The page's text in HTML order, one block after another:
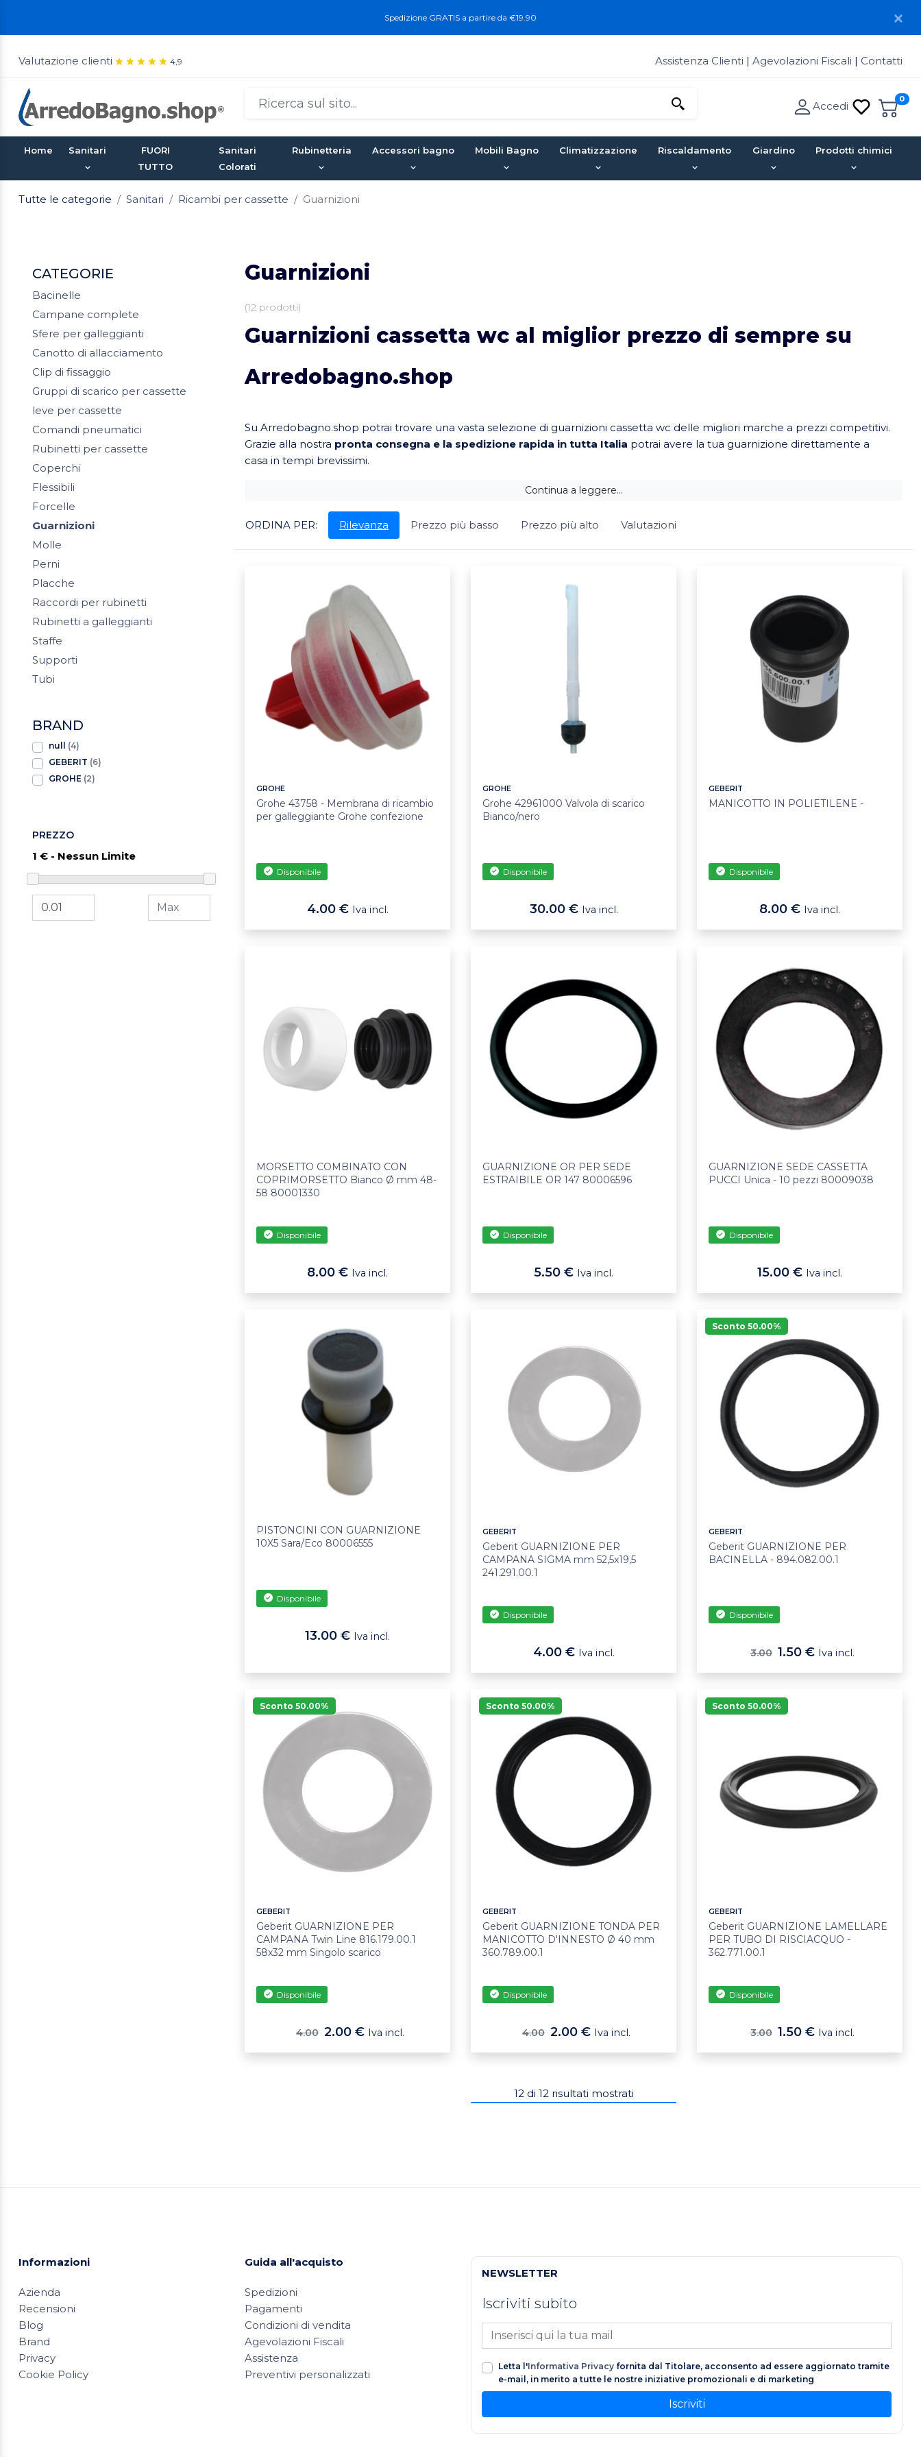
Spedizione GRATIS a partire da €19.90
Valutazione clienti 4,9 Assistenza Clienti | Agevolazioni Fiscali | Contatti
0
Accedi
Home Sanitari
FUORI
TUTTO
Sanitari
Colorati
Rubinetteria Accessori bagno Mobili Bagno Climatizzazione Riscaldamento Giardino Prodotti chimici
Tutte le categorie Sanitari Ricambi per cassette Guarnizioni
CATEGORIE
Bacinelle
Campane complete
Sfere per galleggianti
Canotto di allacciamento
Clip di fissaggio
Gruppi di scarico per cassette
leve per cassette
Comandi pneumatici
Rubinetti per cassette
Coperchi
Flessibili
Forcelle
Guarnizioni
Molle
Perni
Placche
Raccordi per rubinetti
Rubinetti a galleggianti
Staffe
Supporti
Tubi
BRAND
null (4)
GEBERIT (6)
GROHE (2)
PREZZO
Guarnizioni
(12 prodotti)
Guarnizioni cassetta wc al miglior prezzo di sempre su
Arredobagno.shop
Su Arredobagno.shop potrai trovare una vasta selezione di guarnizioni cassetta wc delle migliori marche a prezzi competitivi.
Grazie alla nostra pronta consegna e la spedizione rapida in tutta Italia potrai avere la tua guarnizione direttamente a
casa in tempi brevissimi.
Continua a leggere...
ORDINA PER: Rilevanza Prezzo più basso Prezzo più alto Valutazioni
GROHE
Grohe 43758 - Membrana di ricambio
per galleggiante Grohe confezione
Disponibile
4.00 € Iva incl.
GROHE
Grohe 42961000 Valvola di scarico
Bianco/nero
Disponibile
30.00 € Iva incl.
GEBERIT
MANICOTTO IN POLIETILENE -
Disponibile
8.00 € Iva incl.
MORSETTO COMBINATO CON
COPRIMORSETTO Bianco Ø mm 48-
58 80001330
Disponibile
8.00 € Iva incl.
GUARNIZIONE OR PER SEDE
ESTRAIBILE OR 147 80006596
Disponibile
5.50 € Iva incl.
GUARNIZIONE SEDE CASSETTA
PUCCI Unica - 10 pezzi 80009038
Disponibile
15.00 € Iva incl.
PISTONCINI CON GUARNIZIONE
10X5 Sara/Eco 80006555
Disponibile
13.00 € Iva incl.
GEBERIT
Geberit GUARNIZIONE PER
CAMPANA SIGMA mm 52,5x19,5
241.291.00.1
Disponibile
4.00 € Iva incl.
Sconto 50.00%
GEBERIT
Geberit GUARNIZIONE PER
BACINELLA - 894.082.00.1
Disponibile
3.00 1.50 € Iva incl.
Sconto 50.00%
GEBERIT
Geberit GUARNIZIONE PER
CAMPANA Twin Line 816.179.00.1
58x32 mm Singolo scarico
Disponibile
4.00 2.00 € Iva incl.
Sconto 50.00%
GEBERIT
Geberit GUARNIZIONE TONDA PER
MANICOTTO D'INNESTO Ø 40 mm
360.789.00.1
Disponibile
4.00 2.00 € Iva incl.
Sconto 50.00%
GEBERIT
Geberit GUARNIZIONE LAMELLARE
PER TUBO DI RISCIACQUO -
362.771.00.1
Disponibile
3.00 1.50 € Iva incl.
12di 12risultati mostrati
Informazioni
Azienda
Recensioni
Blog
Brand
Privacy
Cookie Policy
Guida all'acquisto
Spedizioni
Pagamenti
Condizioni di vendita
Agevolazioni Fiscali
Assistenza
Preventivi personalizzati
NEWSLETTER
Iscriviti subito
Letta l'Informativa Privacy fornita dal Titolare, acconsento ad essere aggiornato tramite
e-mail, in merito a tutte le nostre iniziative promozionali e di marketing
Iscriviti